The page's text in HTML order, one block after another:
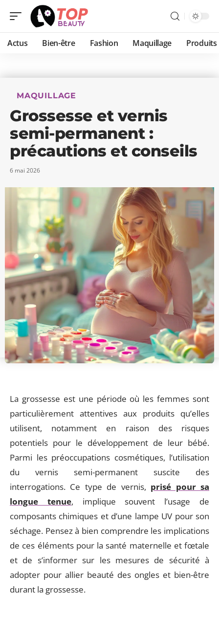
Actus Bien-être Fashion Maquillage Produits
MAQUILLAGE
Grossesse et vernis
semi-permanent :
précautions et conseils
6 mai 2026
La grossesse est une période où les femmes sont
particulièrement attentives aux produits qu’elles
utilisent, notamment en raison des risques
potentiels pour le développement de leur bébé.
Parmi les préoccupations cosmétiques, l’utilisation
du vernis semi-permanent suscite des
interrogations. Ce type de vernis, prisé pour sa
longue tenue, implique souvent l’usage de
composants chimiques et d’une lampe UV pour son
séchage. Pensez à bien comprendre les implications
de ces éléments pour la santé maternelle et fœtale
et de s’informer sur les mesures de sécurité à
adopter pour allier beauté des ongles et bien-être
durant la grossesse.